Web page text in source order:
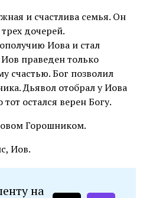
и счастлива семья. Он
дочерей.
Иова и стал
праведен только
счастью. Бог позволил
Дьявол отобрал у Иова
остался верен Богу.
Горошником.
Иов.
на